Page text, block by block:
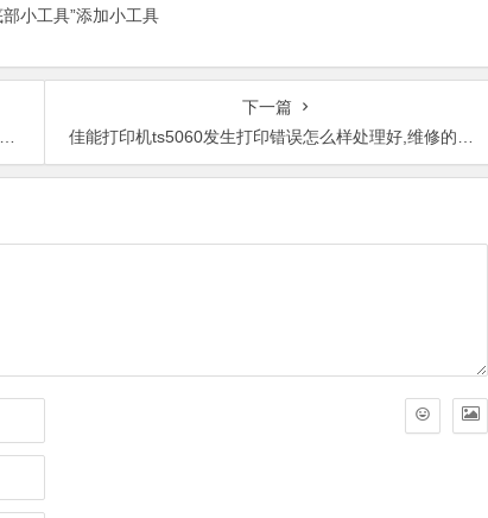
部小工具”添加小工具
下一篇
佳能打印机ts5060发生打印错误怎么样处理好,维修的成本高不高？需要换哪些配件？